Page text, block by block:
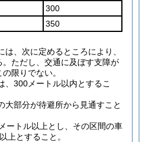
300
350
は、次に定めるところにより、
ただし、交通に及ぼす支障が
限りでない。
、300メートル以内とするこ
大部分が待避所から見通すこと
ートル以上とし、その区間の車
上とすること。